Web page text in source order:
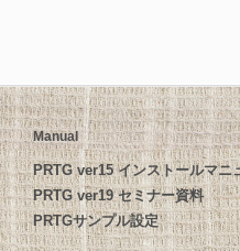
Manual
PRTG ver15 インストールマニ
PRTG ver19 セミナー資料
PRTGサンプル設定